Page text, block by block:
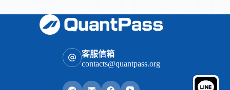
客服信箱
contacts@quantpass.org